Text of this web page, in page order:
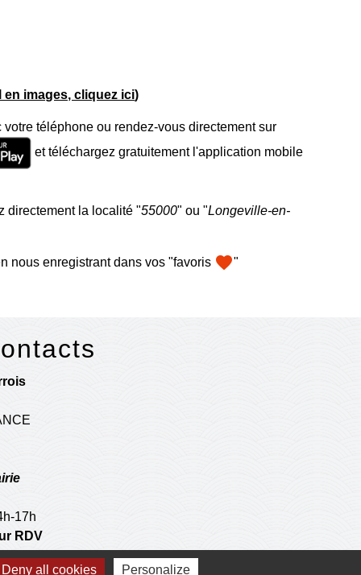
en images, cliquez ici)
téléphone ou rendez-vous directement sur
et téléchargez gratuitement l'application mobile
directement la localité "55000" ou "Longeville-en-
nous enregistrant dans vos "favoris favorite"
17h
RDV
all cookies Personalize